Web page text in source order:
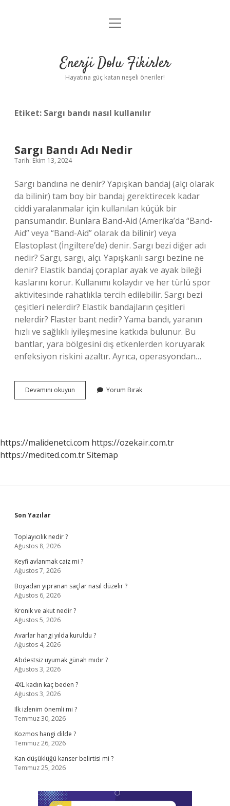
Anasayfa
Yasal Uyarı
menüyü
Enerji Dolu Fikirler
Hayatına güç katan neşeli öneriler!
Etiket: Sargı bandı nasıl kullanılır
Sargı Bandı Adı Nedir
Tarih: Ekim 13, 2024
Sargı bandına ne denir? Yapışkan bandaj (alçı olarak
da bilinir) tam boy bir bandaj gerektirecek kadar
ciddi yaralanmalar için kullanılan küçük bir
pansumandır. Bunlara Band-Aid (Amerika’da “Band-
Aid” veya “Band-Aid” olarak da bilinir) veya
Elastoplast (İngiltere’de) denir. Sargı bezi diğer adı
nedir? Sargı, sargı, alçı. Yapışkanlı sargı bezine ne
denir? Elastik bandaj çoraplar ayak ve ayak bileği
kaslarını korur. Kullanımı kolaydır ve her türlü spor
aktivitesinde rahatlıkla tercih edilebilir. Sargı bezi
çeşitleri nelerdir? Elastik bandajların çeşitleri
nelerdir? Flaster bant nedir? Yama bandı, yaranın
hızlı ve sağlıklı iyileşmesine katkıda bulunur. Bu
bantlar, yara bölgesini dış etkenlerden koruyarak
enfeksiyon riskini azaltır. Ayrıca, operasyondan…
Devamını okuyun
Bandı
Yorum Bırak
https://malidenetci.com https://ozekair.com.tr
https://medited.com.trSitemap
Sidebar
Son Yazılar
Toplayıcılık nedir ?
Ağustos 8, 2026
Keyfi avlanmak caiz mi ?
Ağustos 7, 2026
Boyadan yipranan saçlar nasıl düzelir ?
Ağustos 6, 2026
Kronik ve akut nedir ?
Ağustos 5, 2026
Avarlar hangi yılda kuruldu ?
Ağustos 4, 2026
Abdestsiz uyumak günah mıdır ?
Ağustos 3, 2026
4XL kadın kaç beden ?
Ağustos 3, 2026
Ilk izlenim önemli mi ?
Temmuz 30, 2026
Kozmos hangi dilde ?
Temmuz 26, 2026
Kan düşüklüğü kanser belirtisi mi ?
Temmuz 25, 2026